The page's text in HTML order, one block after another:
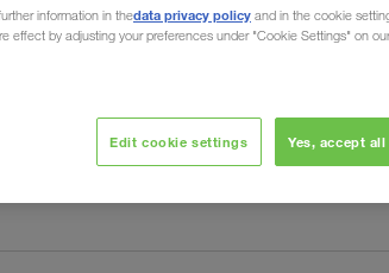
à volta do tema do transporte. Informe-
V
information in thedata privacy policy and in the cookie
effect by adjusting your preferences under "Cookie Settings" on
Edit cookie settings Yes, accept